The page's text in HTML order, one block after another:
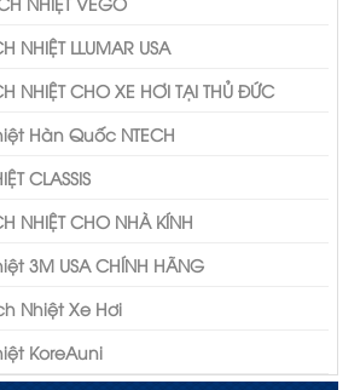
NHIỆT LLUMAR USA
NHIỆT CHO XE HƠI TẠI THỦ ĐỨC
Hàn Quốc NTECH
CLASSIS
NHIỆT CHO NHÀ KÍNH
3M USA CHÍNH HÃNG
Nhiệt Xe Hơi
KoreAuni